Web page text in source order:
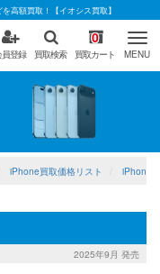
高額買取！【イオシス買取】
登録 買取検索
0
買取カート MENU
iPhone買取価格リスト iPhone
2025年9月 発売